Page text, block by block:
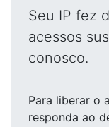
Seu IP fez
acessos
conosco.
Para liberar o
responda ao